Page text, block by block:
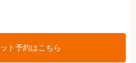
ト予約はこちら